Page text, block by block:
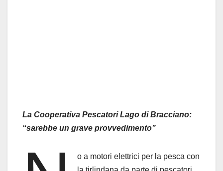
La Cooperativa Pescatori Lago di Bracciano:
“sarebbe un grave provvedimento”
o a motori elettrici per la pesca con